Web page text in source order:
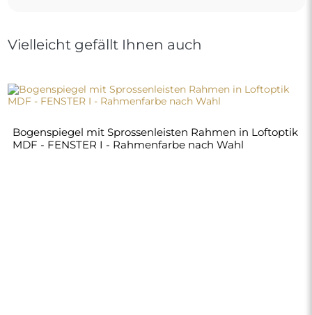
Vielleicht gefällt Ihnen auch
Bogenspiegel mit Sprossenleisten Rahmen in Loftoptik
MDF - FENSTER I - Rahmenfarbe nach Wahl